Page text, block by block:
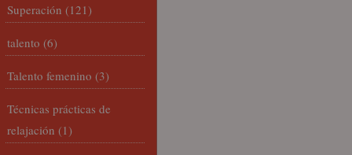
Superación (121)
talento (6)
Talento femenino (3)
Técnicas prácticas de
relajación (1)